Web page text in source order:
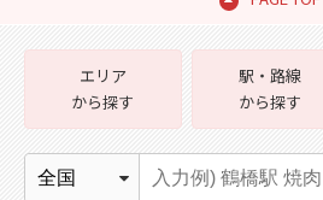
エリア
から探す
駅・路線
から探す